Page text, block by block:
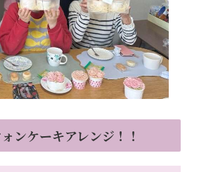
ンケーキアレンジ！！